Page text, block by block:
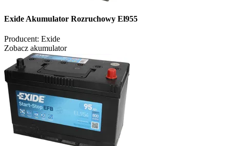
Exide Akumulator Rozruchowy El955
Producent: Exide
Zobacz akumulator